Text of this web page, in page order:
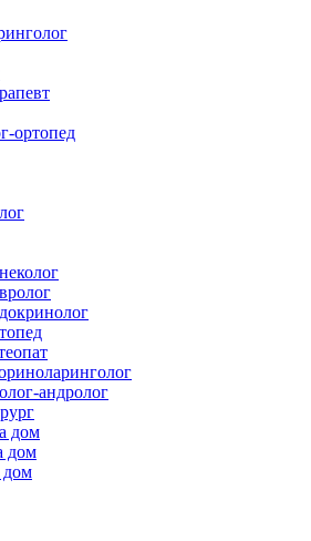
ортопед
андролог
дом
дом
дом